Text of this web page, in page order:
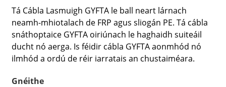
Tá Cábla Lasmuigh GYFTA le ball neart lárnach
neamh-mhiotalach de FRP agus sliogán PE. Tá cábla
snáthoptaice GYFTA oiriúnach le haghaidh suiteáil
ducht nó aerga. Is féidir cábla GYFTA aonmhód nó
ilmhód a ordú de réir iarratais an chustaiméara.
Gnéithe